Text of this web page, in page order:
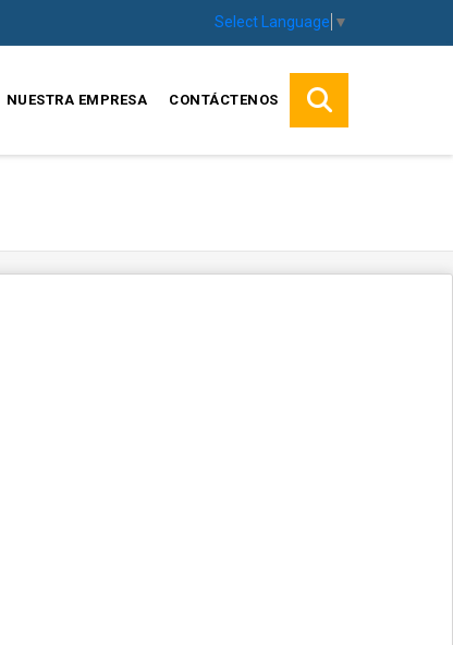
Select Language ▼
NUESTRA EMPRESA CONTÁCTENOS